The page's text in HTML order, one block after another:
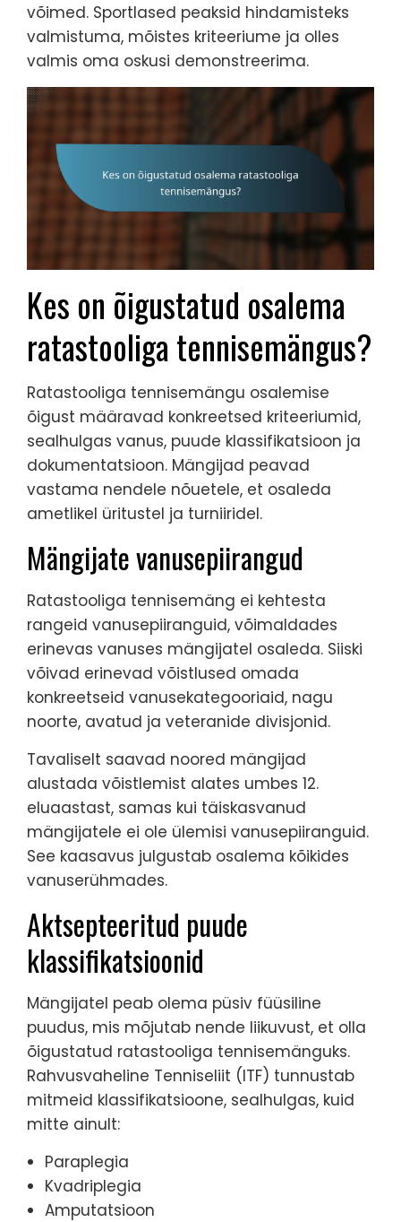
võimed. Sportlased peaksid hindamisteks
valmistuma, mõistes kriteeriume ja olles
valmis oma oskusi demonstreerima.
Kes on õigustatud osalema
ratastooliga tennisemängus?
Ratastooliga tennisemängu osalemise
õigust määravad konkreetsed kriteeriumid,
sealhulgas vanus, puude klassifikatsioon ja
dokumentatsioon. Mängijad peavad
vastama nendele nõuetele, et osaleda
ametlikel üritustel ja turniiridel.
Mängijate vanusepiirangud
Ratastooliga tennisemäng ei kehtesta
rangeid vanusepiiranguid, võimaldades
erinevas vanuses mängijatel osaleda. Siiski
võivad erinevad võistlused omada
konkreetseid vanusekategooriaid, nagu
noorte, avatud ja veteranide divisjonid.
Tavaliselt saavad noored mängijad
alustada võistlemist alates umbes 12.
eluaastast, samas kui täiskasvanud
mängijatele ei ole ülemisi vanusepiiranguid.
See kaasavus julgustab osalema kõikides
vanuserühmades.
Aktsepteeritud puude
klassifikatsioonid
Mängijatel peab olema püsiv füüsiline
puudus, mis mõjutab nende liikuvust, et olla
õigustatud ratastooliga tennisemänguks.
Rahvusvaheline Tenniseliit (ITF) tunnustab
mitmeid klassifikatsioone, sealhulgas, kuid
mitte ainult:
Paraplegia
Kvadriplegia
Amputatsioon